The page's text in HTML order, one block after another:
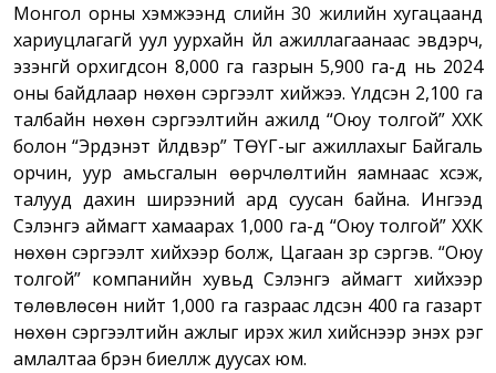
Монгол орны хэмжээнд сүүлийн 30 жилийн хугацаанд
хариуцлагагүй уул уурхайн үйл ажиллагаанаас эвдэрч,
эзэнгүй орхигдсон 8,000 га газрын 5,900 га-д нь 2024
оны байдлаар нөхөн сэргээлт хийжээ. Үлдсэн 2,100 га
талбайн нөхөн сэргээлтийн ажилд “Оюу толгой” ХХК
болон “Эрдэнэт үйлдвэр” ТӨҮГ-ыг ажиллахыг Байгаль
орчин, уур амьсгалын өөрчлөлтийн яамнаас хүсэж,
талууд дахин ширээний ард суусан байна. Ингээд
Сэлэнгэ аймагт хамаарах 1,000 га-д “Оюу толгой” ХХК
нөхөн сэргээлт хийхээр болж, Цагаан зүр сэргэв. “Оюу
толгой” компанийн хувьд Сэлэнгэ аймагт хийхээр
төлөвлөсөн нийт 1,000 га газраас үлдсэн 400 га газарт
нөхөн сэргээлтийн ажлыг ирэх жил хийснээр энэхүү үүрэг
амлалтаа бүрэн биелүүлж дуусах юм.